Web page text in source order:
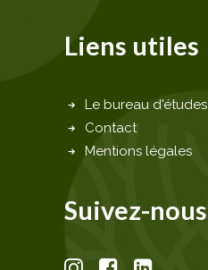
Liens utiles
Le bureau d'études
Contact
Mentions légales
Suivez-nous